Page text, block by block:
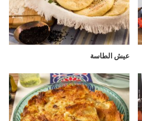
عيش الطاسة